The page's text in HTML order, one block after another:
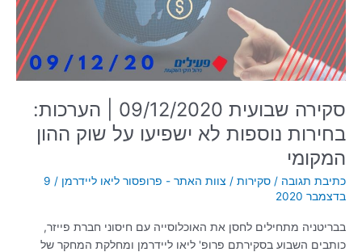
סקירה שבועית 09/12/2020 | הערכות:
בחירות נוספות לא ישפיעו על שוק ההון
המקומי
כתיבת תגובה / סקירות / צוות האתר - פרופסור ליאו ליידרמן /
9
בדצמבר 2020
בבריטניה מתחילים לחסן את האוכלוסייה עם חיסוני חברת פייזר,
כותבים השבוע בסקירתם פרופ' ליאו ליידרמן ומחלקת המחקר של
נוספות
לא
ישפיעו
על
שוק
המקומי